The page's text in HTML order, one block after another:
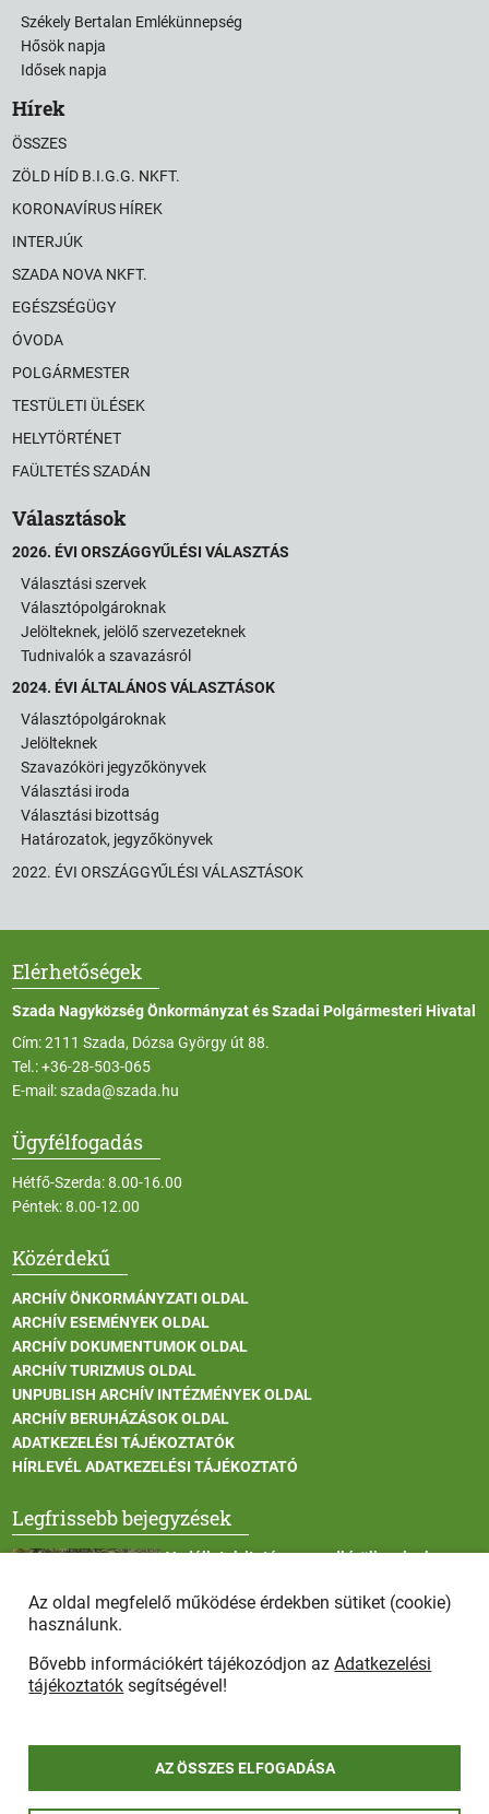
Székely Bertalan Emlékünnepség
Hősök napja
Idősek napja
Hírek
ÖSSZES
ZÖLD HÍD B.I.G.G. NKFT.
KORONAVÍRUS HÍREK
INTERJÚK
SZADA NOVA NKFT.
EGÉSZSÉGÜGY
ÓVODA
POLGÁRMESTER
TESTÜLETI ÜLÉSEK
HELYTÖRTÉNET
FAÜLTETÉS SZADÁN
Választások
2026. ÉVI ORSZÁGGYŰLÉSI VÁLASZTÁS
Választási szervek
Választópolgároknak
Jelölteknek, jelölő szervezeteknek
Tudnivalók a szavazásról
2024. ÉVI ÁLTALÁNOS VÁLASZTÁSOK
Választópolgároknak
Jelölteknek
Szavazóköri jegyzőkönyvek
Választási iroda
Választási bizottság
Határozatok, jegyzőkönyvek
2022. ÉVI ORSZÁGGYŰLÉSI VÁLASZTÁSOK
Elérhetőségek
Szada Nagyközség Önkormányzat és Szadai Polgármesteri Hivatal
Cím: 2111 Szada, Dózsa György út 88.
Tel.:+36-28-503-065
E-mail:szada@szada.hu
Ügyfélfogadás
Hétfő-Szerda: 8.00-16.00
Péntek: 8.00-12.00
Közérdekű
ARCHÍV ÖNKORMÁNYZATI OLDAL
ARCHÍV ESEMÉNYEK OLDAL
ARCHÍV DOKUMENTUMOK OLDAL
ARCHÍV TURIZMUS OLDAL
UNPUBLISH ARCHÍV INTÉZMÉNYEK OLDAL
ARCHÍV BERUHÁZÁSOK OLDAL
ADATKEZELÉSI TÁJÉKOZTATÓK
HÍRLEVÉL ADATKEZELÉSI TÁJÉKOZTATÓ
Legfrissebb bejegyzések
Vadállatok itatása a rendkívüli melegben
Afrikai sertéspestis - kérések a lakosság felé
Az oldal megfelelő működése érdekben sütiket (cookie)
használunk.
Bővebb információkért tájékozódjon azAdatkezelési
tájékoztatók segítségével!
AZ ÖSSZES ELFOGADÁSA